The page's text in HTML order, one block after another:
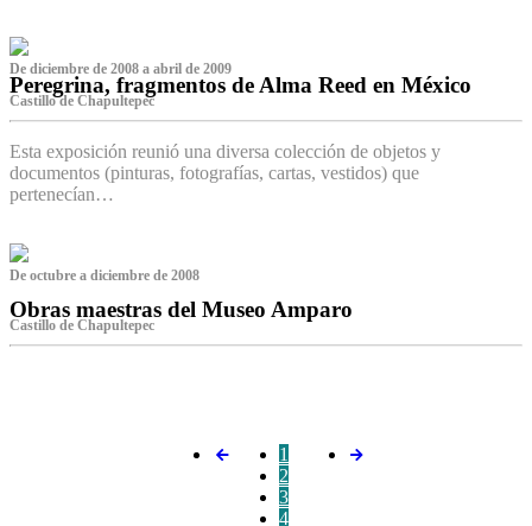
De diciembre de 2008 a abril de 2009
Peregrina, fragmentos de Alma Reed en México
Castillo de Chapultepec
Esta exposición reunió una diversa colección de objetos y
documentos (pinturas, fotografías, cartas, vestidos) que
pertenecían…
De octubre a diciembre de 2008
Obras maestras del Museo Amparo
Castillo de Chapultepec
1
2
3
4